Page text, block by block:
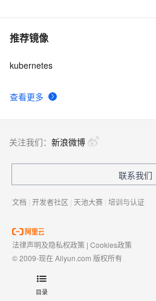
目录
推荐镜像
查看更多
kubernetes
关注我们： 新浪微博
联系我们
文档 | 开发者社区 | 天池大赛 | 培训与认证
法律声明及隐私权政策 | Cookies政策
© 2009-现在 Aliyun.com 版权所有
域名注册服务机构许可：